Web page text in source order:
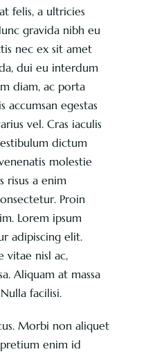
felis, a ultricies
gravida nibh eu
nec ex sit amet
dui eu interdum
diam, ac porta
accumsan egestas
vel. Cras iaculis
dictum
molestie
risus a enim
Proin
Lorem ipsum
adipiscing elit.
vitae nisl ac,
Aliquam at massa
facilisi.
Morbi non aliquet
enim id